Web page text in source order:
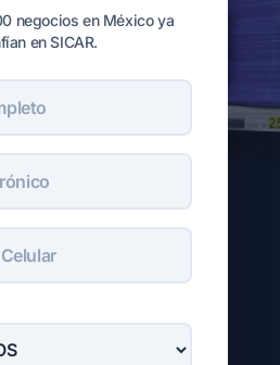
negocios en México ya
en SICAR.